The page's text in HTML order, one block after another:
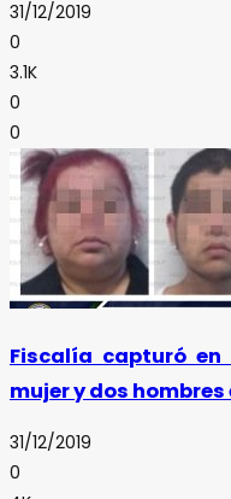
31/12/2019
0
3.1K
0
0
Fiscalía capturó
mujer y dos
31/12/2019
0